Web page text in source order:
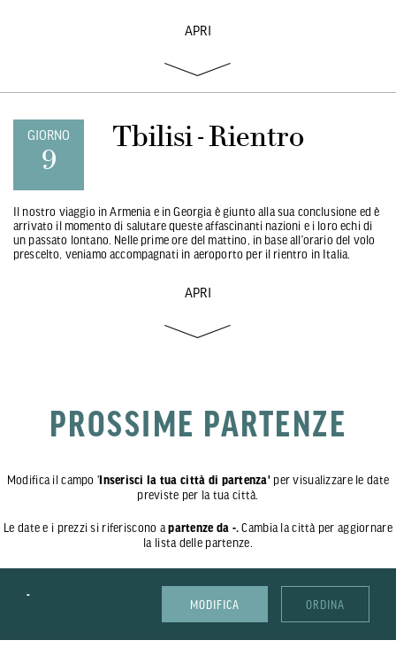
APRI
GIORNO
9
Tbilisi - Rientro
Il nostro viaggio in Armenia e in Georgia è giunto alla sua conclusione ed è
arrivato il momento di salutare queste affascinanti nazioni e i loro echi di
un passato lontano. Nelle prime ore del mattino, in base all’orario del volo
prescelto, veniamo accompagnati in aeroporto per il rientro in Italia.
APRI
PROSSIME PARTENZE
Modifica il campo ' Inserisci la tua città di partenza' per visualizzare le date
previste per la tua città.
Le date e i prezzi si riferiscono apartenze da -. Cambia la città per aggiornare
la lista delle partenze.
-
MODIFICA ORDINA